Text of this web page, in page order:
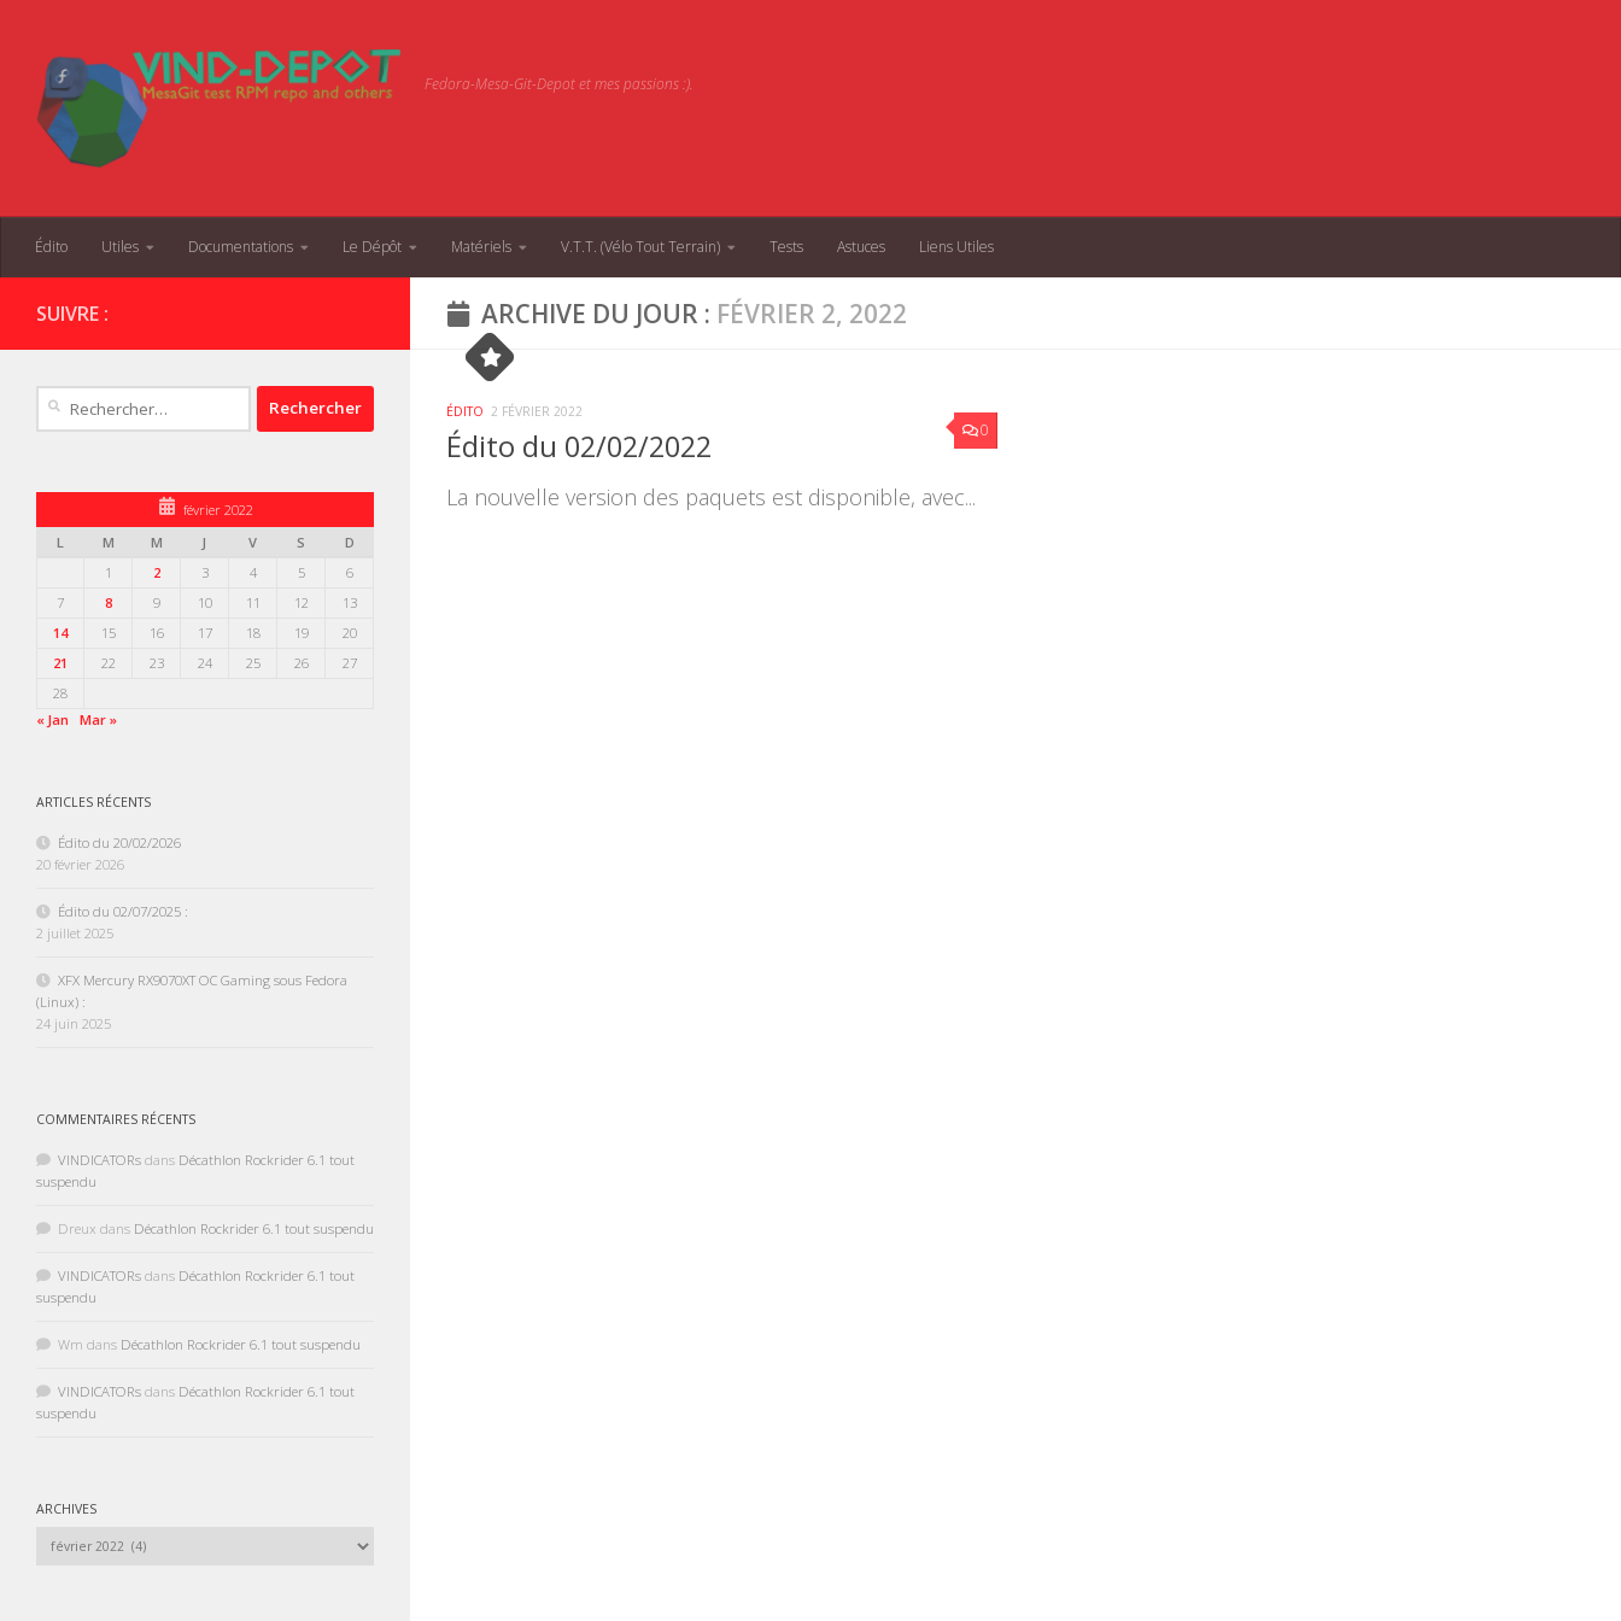
Fedora-Mesa-Git-Depot et mes passions :).
Édito Utiles Documentations Le Dépôt Matériels V.T.T. (Vélo Tout Terrain) Tests Astuces Liens Utiles
ARCHIVE DU JOUR : FÉVRIER 2, 2022
0
ÉDITO 2 FÉVRIER 2022
Édito du 02/02/2022
La nouvelle version des paquets est disponible, avec...
SUIVRE :
février 2022
L
M M J V S
D
1
2 3 4 5
6
7
8 9 10 11 12
13
14
15 16 17 18 19
20
21
22 23 24 25 26
27
28
« Jan
Mar »
ARTICLES RÉCENTS
Édito du 20/02/2026
20 février 2026
Édito du 02/07/2025 :
2 juillet 2025
XFX Mercury RX9070XT OC Gaming sous Fedora
(Linux) :
24 juin 2025
COMMENTAIRES RÉCENTS
VINDICATORs dans Décathlon Rockrider 6.1 tout
suspendu
Dreux dans Décathlon Rockrider 6.1 tout suspendu
VINDICATORs dans Décathlon Rockrider 6.1 tout
suspendu
Wm dans Décathlon Rockrider 6.1 tout suspendu
VINDICATORs dans Décathlon Rockrider 6.1 tout
suspendu
ARCHIVES